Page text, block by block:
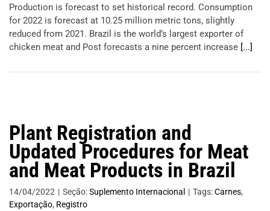
Production is forecast to set historical record. Consumption
for 2022 is forecast at 10.25 million metric tons, slightly
reduced from 2021. Brazil is the world’s largest exporter of
chicken meat and Post forecasts a nine percent increase [...]
Plant Registration and
Updated Procedures for Meat
and Meat Products in Brazil
14/04/2022 | Seção:Suplemento Internacional | Tags:Carnes,
Exportação, Registro